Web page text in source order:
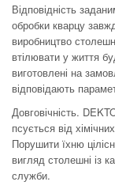
Відповідність
обробки кварцу
виробництво
втілювати у життя
виготовлені на
відповідають
Довговічність.
псується від
Порушити їхню
вигляд столешні із
служби.